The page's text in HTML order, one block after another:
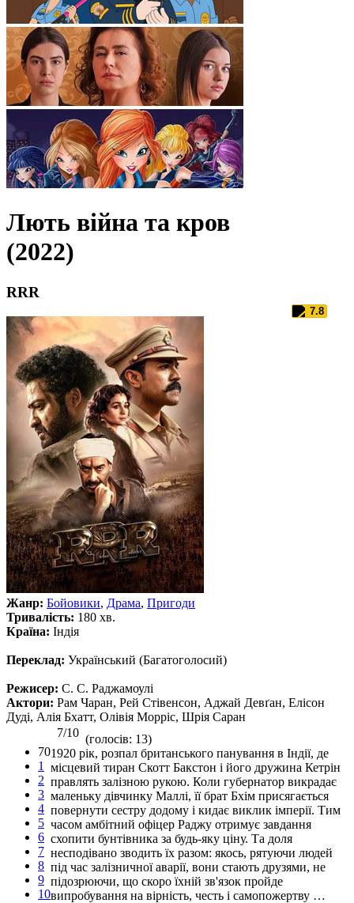
Лють війна та кров
(2022)
RRR
7.8
Жанр: Бойовики, Драма, Пригоди
Тривалість: 180 хв.
Країна: Індія
Переклад: Український (Багатоголосий)
Режисер: С. С. Раджамоулі
Актори: Рам Чаран, Рей Стівенсон, Аджай Девґан, Елісон
Дуді, Алія Бхатт, Олівія Морріс, Шрія Саран
70
1
2
3
4
5
6
7
8
9
10
7/10 (голосів: 13)
1920 рік, розпал британського панування в Індії, де
місцевий тиран Скотт Бакстон і його дружина Кетрін
правлять залізною рукою. Коли губернатор викрадає
маленьку дівчинку Маллі, її брат Бхім присягається
повернути сестру додому і кидає виклик імперії. Тим
часом амбітний офіцер Раджу отримує завдання
схопити бунтівника за будь-яку ціну. Та доля
несподівано зводить їх разом: якось, рятуючи людей
під час залізничної аварії, вони стають друзями, не
підозрюючи, що скоро їхній зв'язок пройде
випробування на вірність, честь і самопожертву …